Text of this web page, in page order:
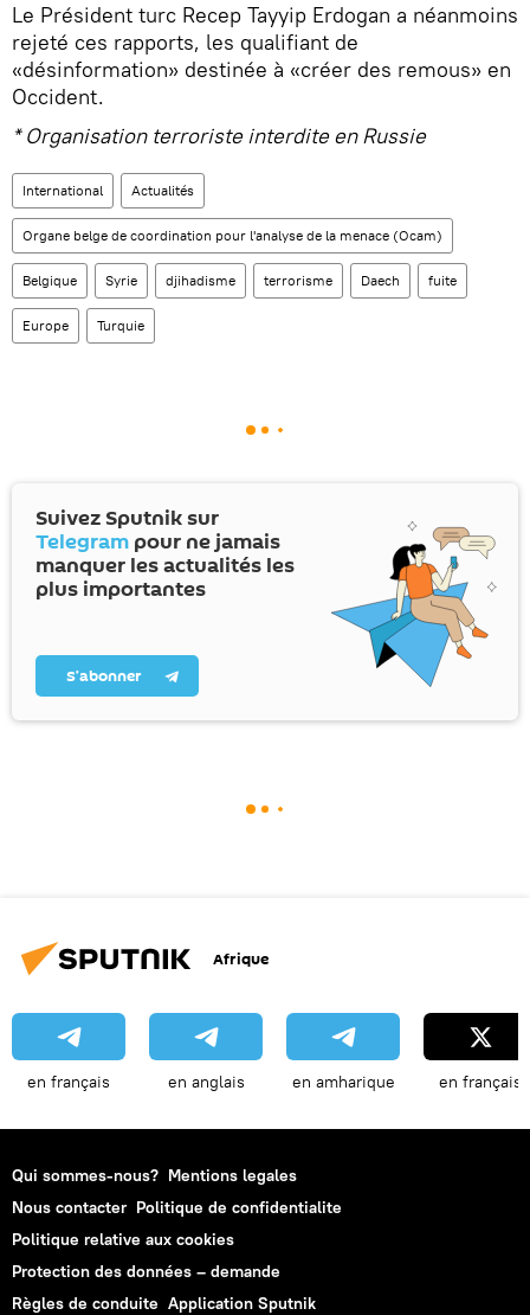
Le Président turc Recep Tayyip Erdogan a néanmoins
rejeté ces rapports, les qualifiant de
«désinformation» destinée à «créer des remous» en
Occident.
* Organisation terroriste interdite en Russie
International Actualités
Organe belge de coordination pour l'analyse de la menace (Ocam)
Belgique Syrie djihadisme terrorisme Daech fuite
Europe Turquie
Suivez Sputnik sur
Telegram pour ne jamais
manquer les actualités les
plus importantes
S’abonner
Afrique
en français en anglais en amharique en français
Qui sommes-nous? Mentions legales
Nous contacter Politique de confidentialite
Politique relative aux cookies
Protection des données – demande
Règles de conduite Application Sputnik